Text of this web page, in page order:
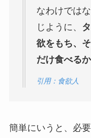
なわけでは
じように、
欲をもち、
だけ食べる
引用：食欲人
簡単にいうと、必